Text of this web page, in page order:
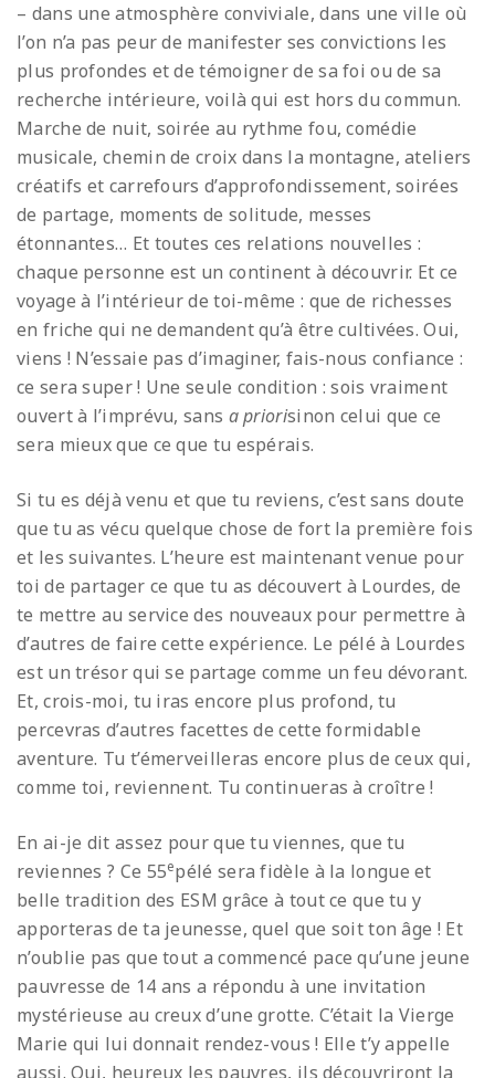
– dans une atmosphère conviviale, dans une ville où
l’on n’a pas peur de manifester ses convictions les
plus profondes et de témoigner de sa foi ou de sa
recherche intérieure, voilà qui est hors du commun.
Marche de nuit, soirée au rythme fou, comédie
musicale, chemin de croix dans la montagne, ateliers
créatifs et carrefours d’approfondissement, soirées
de partage, moments de solitude, messes
étonnantes… Et toutes ces relations nouvelles :
chaque personne est un continent à découvrir. Et ce
voyage à l’intérieur de toi-même : que de richesses
en friche qui ne demandent qu’à être cultivées. Oui,
viens ! N’essaie pas d’imaginer, fais-nous confiance :
ce sera super ! Une seule condition : sois vraiment
ouvert à l’imprévu, sans a priorisinon celui que ce
sera mieux que ce que tu espérais.
Si tu es déjà venu et que tu reviens, c’est sans doute
que tu as vécu quelque chose de fort la première fois
et les suivantes. L’heure est maintenant venue pour
toi de partager ce que tu as découvert à Lourdes, de
te mettre au service des nouveaux pour permettre à
d’autres de faire cette expérience. Le pélé à Lourdes
est un trésor qui se partage comme un feu dévorant.
Et, crois-moi, tu iras encore plus profond, tu
percevras d’autres facettes de cette formidable
aventure. Tu t’émerveilleras encore plus de ceux qui,
comme toi, reviennent. Tu continueras à croître !
En ai-je dit assez pour que tu viennes, que tu
reviennes ? Ce 55epélé sera fidèle à la longue et
belle tradition des ESM grâce à tout ce que tu y
apporteras de ta jeunesse, quel que soit ton âge ! Et
n’oublie pas que tout a commencé pace qu’une jeune
pauvresse de 14 ans a répondu à une invitation
mystérieuse au creux d’une grotte. C’était la Vierge
Marie qui lui donnait rendez-vous ! Elle t’y appelle
aussi. Oui, heureux les pauvres, ils découvriront la